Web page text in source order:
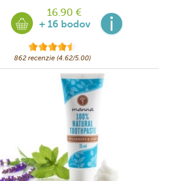
16.90 €
+ 16 bodov
862 recenzie (4.62/5.00)